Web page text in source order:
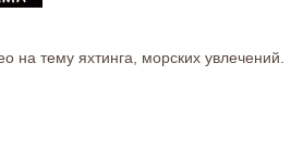
на тему яхтинга, морских увлечений.